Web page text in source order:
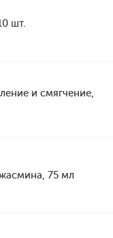
шт.
и смягчение,
75 мл